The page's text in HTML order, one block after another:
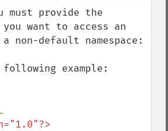
must provide the
you want to access an
default namespace:
example: